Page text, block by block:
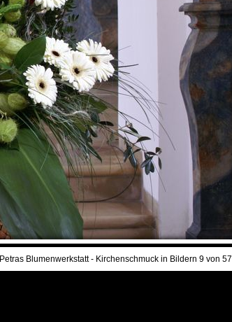
Petras Blumenwerkstatt - Kirchenschmuck in Bildern 9 von 57